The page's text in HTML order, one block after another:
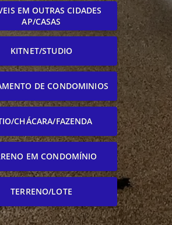
EM OUTRAS CIDADES
AP/CASAS
KITNET/STUDIO
DE CONDOMINIOS
CHÁCARA/FAZENDA
EM CONDOMÍNIO
TERRENO/LOTE